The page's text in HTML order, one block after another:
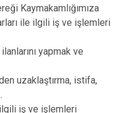
Kaymakamlığımıza
ile ilgili iş ve işlemleri
yapmak ve
uzaklaştırma, istifa,
iş ve işlemleri